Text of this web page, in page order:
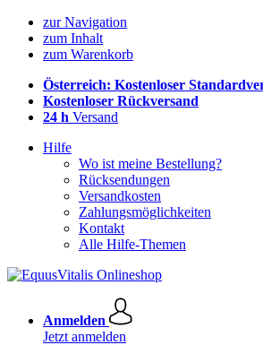
zur Navigation
zum Inhalt
zum Warenkorb
Österreich: Kostenloser
Kostenloser Rückversand
24 h Versand
Hilfe
Wo ist meine Bestellung?
Rücksendungen
Versandkosten
Zahlungsmöglichkeiten
Kontakt
Alle Hilfe-Themen
Anmelden
Jetzt anmelden